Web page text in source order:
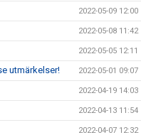
2022-05-09 12:00
2022-05-08 11:42
2022-05-05 12:11
utmärkelser! 2022-05-01 09:07
2022-04-19 14:03
2022-04-13 11:54
2022-04-07 12:32